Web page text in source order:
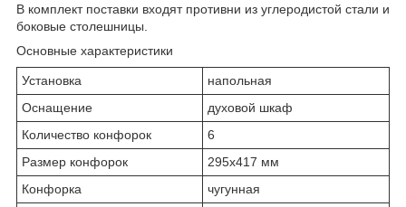
В комплект поставки входят противни из углеродистой стали и
боковые столешницы.
Основные характеристики
Установка
напольная
Оснащение
духовой шкаф
Количество конфорок
6
Размер конфорок
295х417 мм
Конфорка
чугунная